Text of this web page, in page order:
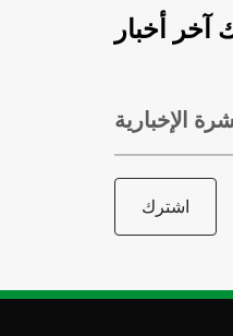
آخر أخبار
الإخبارية
اشترك